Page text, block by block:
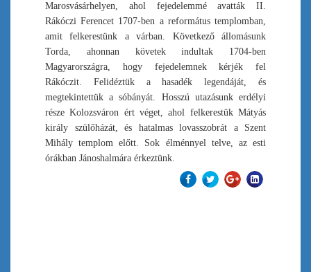
Marosvásárhelyen, ahol fejedelemmé avatták II.
Rákóczi Ferencet 1707-ben a református templomban,
amit felkerestünk a várban. Következő állomásunk
Torda, ahonnan követek indultak 1704-ben
Magyarországra, hogy fejedelemnek kérjék fel
Rákóczit. Felidéztük a hasadék legendáját, és
megtekintettük a sóbányát. Hosszú utazásunk erdélyi
része Kolozsváron ért véget, ahol felkerestük Mátyás
király szülőházát, és hatalmas lovasszobrát a Szent
Mihály templom előtt. Sok élménnyel telve, az esti
órákban Jánoshalmára érkeztünk.